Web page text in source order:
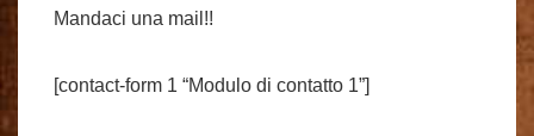
Mandaci una mail!!
[contact-form 1 “Modulo di contatto 1”]